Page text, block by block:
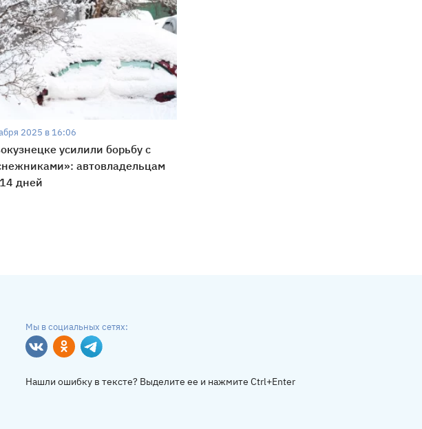
2025 в 16:06
усилили борьбу с
автовладельцам
дней
Мы в социальных сетях:
ВконтактеОдноклассники
Telegram
Нашли ошибку в тексте? Выделите ее и нажмите Ctrl+Enter